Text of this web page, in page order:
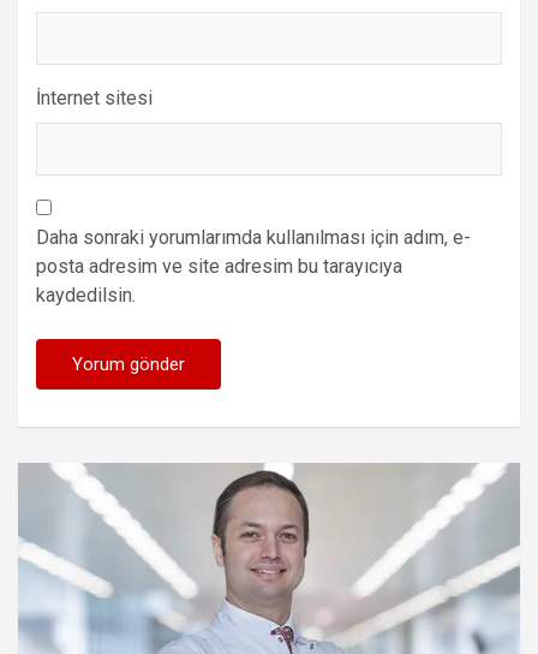
İnternet sitesi
Daha sonraki yorumlarımda kullanılması için adım, e-
posta adresim ve site adresim bu tarayıcıya
kaydedilsin.